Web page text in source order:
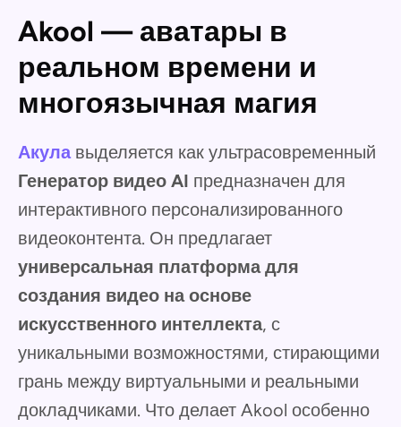
Akool — аватары в
реальном времени и
многоязычная магия
Акулавыделяется как ультрасовременный
Генератор видео AI предназначен для
интерактивного персонализированного
видеоконтента. Он предлагает
универсальная платформа для
создания видео на основе
искусственного интеллекта, с
уникальными возможностями, стирающими
грань между виртуальными и реальными
докладчиками. Что делает Akool особенно